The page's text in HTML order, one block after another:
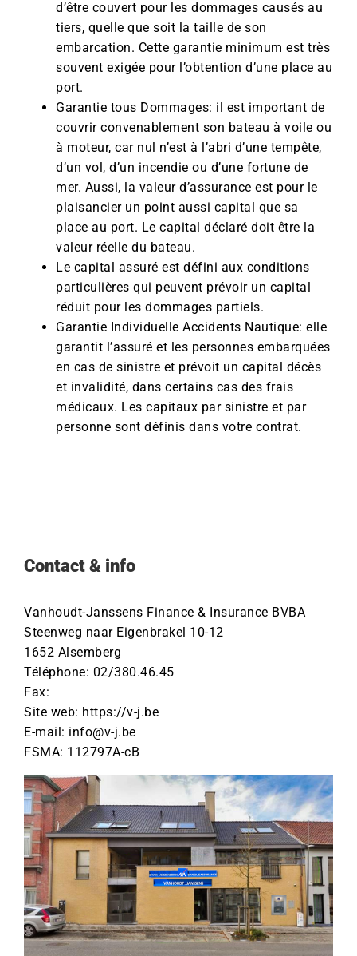
d’être couvert pour les dommages causés au
tiers, quelle que soit la taille de son
embarcation. Cette garantie minimum est très
souvent exigée pour l’obtention d’une place au
port.
Garantie tous Dommages: il est important de
couvrir convenablement son bateau à voile ou
à moteur, car nul n’est à l’abri d’une tempête,
d’un vol, d’un incendie ou d’une fortune de
mer. Aussi, la valeur d’assurance est pour le
plaisancier un point aussi capital que sa
place au port. Le capital déclaré doit être la
valeur réelle du bateau.
Le capital assuré est défini aux conditions
particulières qui peuvent prévoir un capital
réduit pour les dommages partiels.
Garantie Individuelle Accidents Nautique: elle
garantit l’assuré et les personnes embarquées
en cas de sinistre et prévoit un capital décès
et invalidité, dans certains cas des frais
médicaux. Les capitaux par sinistre et par
personne sont définis dans votre contrat.
Contact & info
Vanhoudt-Janssens Finance & Insurance BVBA
Steenweg naar Eigenbrakel 10-12
1652 Alsemberg
Téléphone: 02/380.46.45
Fax:
Site web: https://v-j.be
E-mail: info@v-j.be
FSMA: 112797A-cB